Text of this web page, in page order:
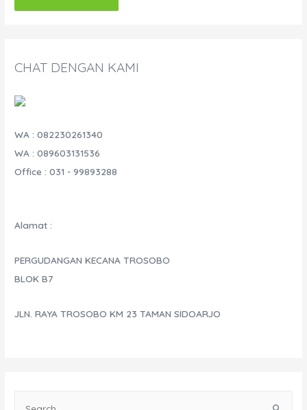
CHAT DENGAN KAMI
WA : 082230261340
WA : 089603131536
Office : 031 - 99893288
Alamat :
PERGUDANGAN KECANA TROSOBO
BLOK B7
JLN. RAYA TROSOBO KM 23 TAMAN SIDOARJO